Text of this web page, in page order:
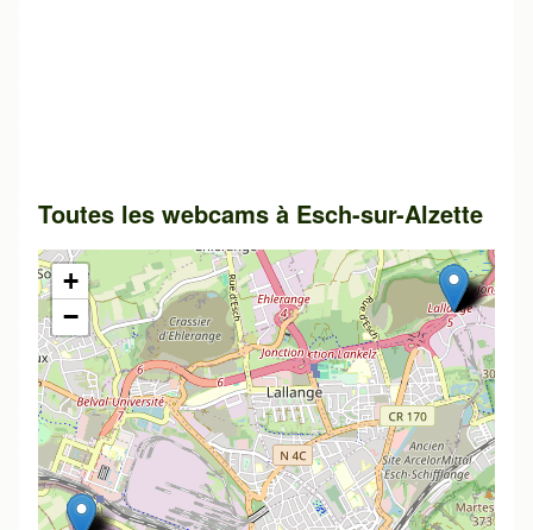
Toutes les webcams à Esch-sur-Alzette
+
−